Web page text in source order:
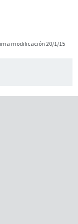
modificación 20/1/15